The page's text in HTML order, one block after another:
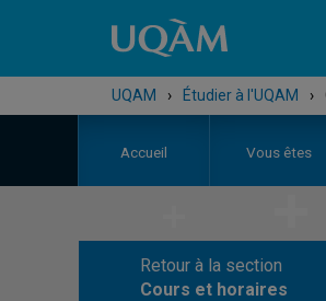
UQAM › Étudier à l'UQAM ›
Accueil Vous êtes
Retour à la section
Cours et horaires